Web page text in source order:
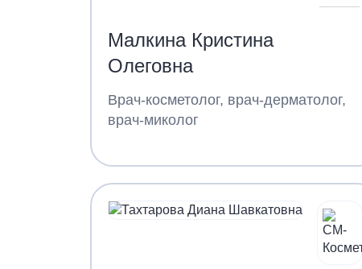
Малкина Кристина
Олеговна
Врач-косметолог, врач-дерматолог,
врач-миколог